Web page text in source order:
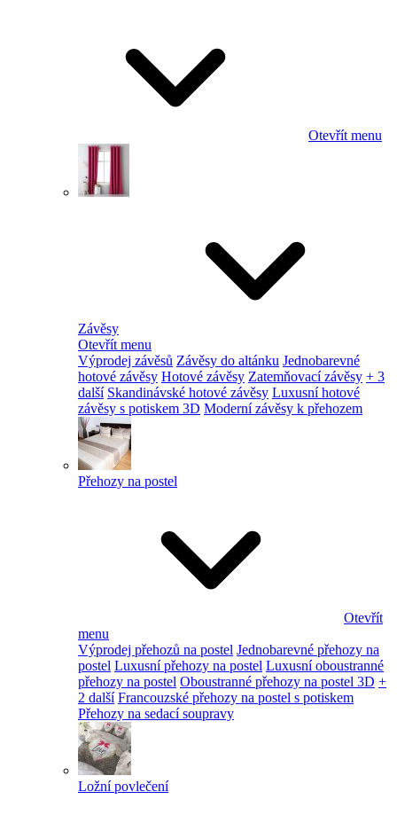
Otevřít menu
Závěsy
Otevřít menu
Výprodej závěsů Závěsy do altánku Jednobarevné
hotové závěsy Hotové závěsy Zatemňovací závěsy + 3
další Skandinávské hotové závěsy Luxusní hotové
závěsy s potiskem 3D Moderní závěsy k přehozem
Přehozy na postel
Otevřít
menu
Výprodej přehozů na postel Jednobarevné přehozy na
postel Luxusní přehozy na postel Luxusní oboustranné
přehozy na postel Oboustranné přehozy na postel 3D +
2 další Francouzské přehozy na postel s potiskem
Přehozy na sedací soupravy
Ložní povlečení